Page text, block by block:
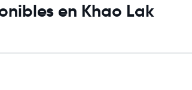
en Khao Lak